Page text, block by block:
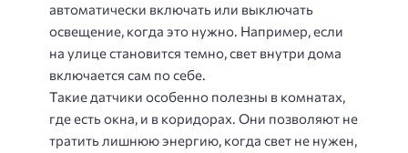
автоматически включать или выключать
освещение, когда это нужно. Например, если
на улице становится темно, свет внутри дома
включается сам по себе.
Такие датчики особенно полезны в комнатах,
где есть окна, и в коридорах. Они позволяют не
тратить лишнюю энергию, когда свет не нужен,